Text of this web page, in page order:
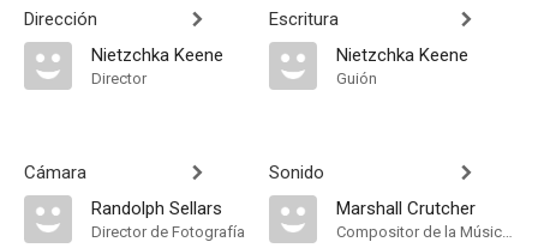
Dirección
Nietzchka Keene
Director
Cámara
Randolph Sellars
Director de Fotografía
Escritura
Nietzchka Keene
Guión
Sonido
Marshall Crutcher
Compositor de la Música Original, Música